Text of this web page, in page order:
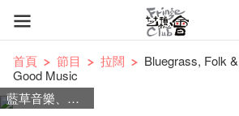
首頁 節目 拉闊
Bluegrass, Folk
Good Music
藍草音樂、民謠、搖滾